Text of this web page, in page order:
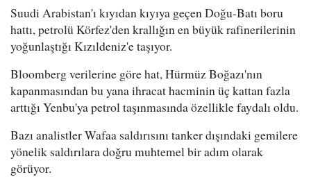
Suudi Arabistan'ı kıyıdan kıyıya geçen Doğu-Batı boru
hattı, petrolü Körfez'den krallığın en büyük rafinerilerinin
yoğunlaştığı Kızıldeniz'e taşıyor.
Bloomberg verilerine göre hat, Hürmüz Boğazı'nın
kapanmasından bu yana ihracat hacminin üç kattan fazla
arttığı Yenbu'ya petrol taşınmasında özellikle faydalı oldu.
Bazı analistler Wafaa saldırısını tanker dışındaki gemilere
yönelik saldırılara doğru muhtemel bir adım olarak
görüyor.